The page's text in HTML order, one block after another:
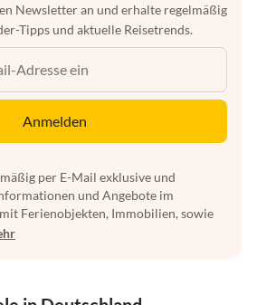
Newsletter an und erhalte regelmäßig
Tipps und aktuelle Reisetrends.
Anmelden
per E-Mail exklusive und
und Angebote im
Ferienobjekten, Immobilien, sowie